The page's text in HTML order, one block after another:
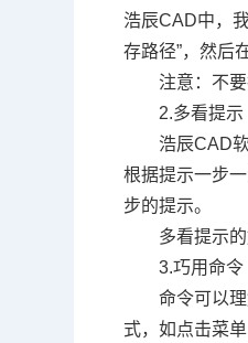
浩辰CAD中，
存路径”，然后
注意：不
2.多看提示
浩辰CAD
根据提示一步
步的提示。
多看提示
3.巧用命令
命令可以
式，如点击菜